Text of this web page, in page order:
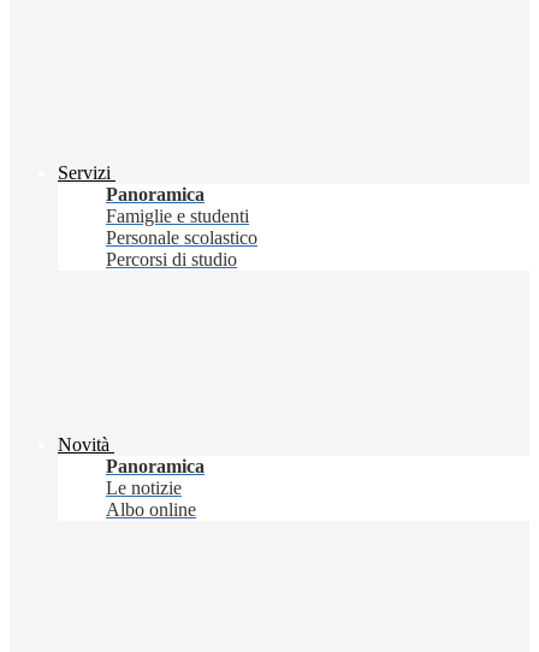
Servizi
Panoramica
Famiglie e studenti
Personale scolastico
Percorsi di studio
Novità
Panoramica
Le notizie
Albo online